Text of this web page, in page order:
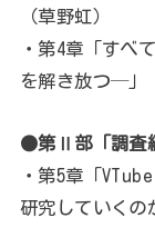
（草野虹）
・第4章「すべ
を解き放つ─」
●第Ⅱ部「調査
・第5章「
研究していくの